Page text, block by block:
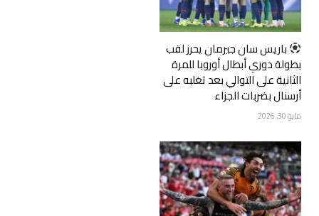
‏باريس سان جيرمان يحرز لقب
بطولة دوري أبطال أوروبا للمرة
الثانية على التوالي بعد تغلبه على
أرسنال بضربات الجزاء
مايو 30, 2026